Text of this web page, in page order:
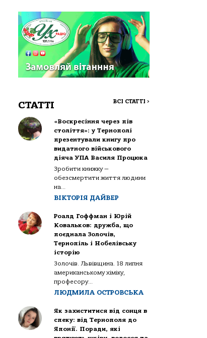
СТАТТІ ВСІ СТАТТІ >
«Воскресіння через пів
століття»: у Тернополі
презентували книгу про
видатного військового
діяча УПА Василя Процюка
Зробити книжку —
обезсмертити життя людини
на...
ВІКТОРІЯ ДАЙВЕР
Роалд Гоффман і Юрій
Ковальков: дружба, що
поєднала Золочів,
Тернопіль і Нобелівську
історію
Золочів. Львівщина. 18 липня
американському хіміку,
професору...
ЛЮДМИЛА ОСТРОВСЬКА
Як захиститися від сонця в
спеку: від Тернополя до
Японії. Поради, які